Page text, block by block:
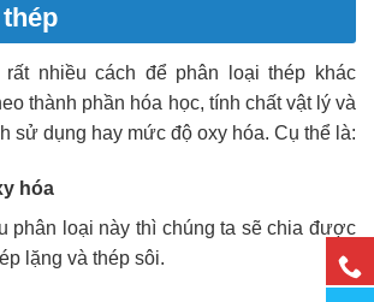
nhiều cách để phân loại thép khác
thành phần hóa học, tính chất vật lý và
sử dụng hay mức độ oxy hóa. Cụ thể là:
hóa
phân loại này thì chúng ta sẽ chia được
lặng và thép sôi.